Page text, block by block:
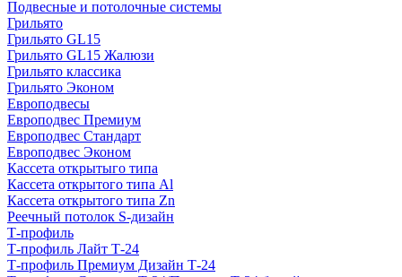
Подвесные и потолочные системы
Грильято
Грильято GL15
Грильято GL15 Жалюзи
Грильято классика
Грильято Эконом
Европодвесы
Европодвес Премиум
Европодвес Стандарт
Европодвес Эконом
Кассета открытыго типа
Кассета открытого типа Al
Кассета открытого типа Zn
Реечный потолок S-дизайн
Т-профиль
Т-профиль Лайт Т-24
Т-профиль Премиум Дизайн Т-24